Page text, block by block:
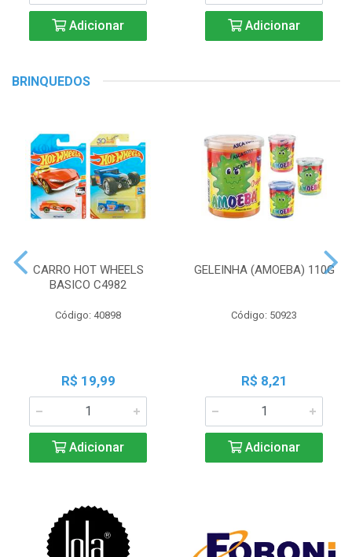
Adicionar Adicionar
BRINQUEDOS
CARRO HOT WHEELS
BASICO C4982
Código: 40898
R$ 19,99
Adicionar
GELEINHA (AMOEBA) 110G
Código: 50923
R$ 8,21
Adicionar